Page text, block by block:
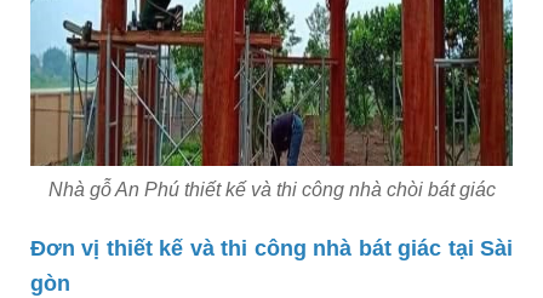
Nhà gỗ An Phú thiết kế và thi công nhà chòi bát giác
Đơn vị thiết kế và thi công nhà bát giác tại Sài
gòn